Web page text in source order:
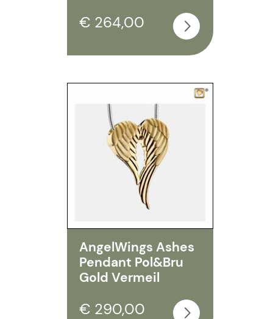
€ 264,00
AngelWings Ashes
Pendant Pol&Bru
Gold Vermeil
€ 290,00